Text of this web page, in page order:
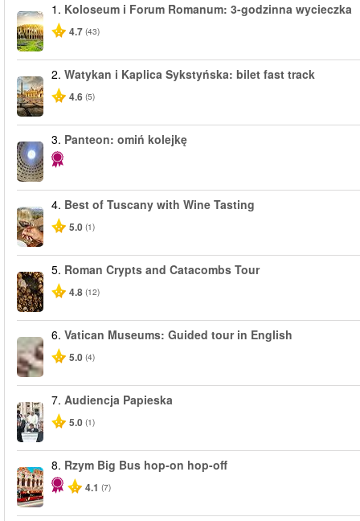
1. Koloseum i Forum Romanum: 3-godzinna wycieczka
4.7 (43)
2. Watykan i Kaplica Sykstyńska: bilet fast track
4.6 (5)
3. Panteon: omiń kolejkę
4. Best of Tuscany with Wine Tasting
5.0 (1)
5. Roman Crypts and Catacombs Tour
4.8 (12)
6. Vatican Museums: Guided tour in English
5.0 (4)
7. Audiencja Papieska
5.0 (1)
8. Rzym Big Bus hop-on hop-off
4.1 (7)